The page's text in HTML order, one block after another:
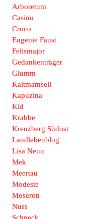
Arboretum
Casino
Croco
Eugenie Faust
Felismajor
Gedankenträger
Glumm
Kaltmamsell
Kapuzina
Kid
Krabbe
Kreuzberg Südost
Landlebenblog
Lisa Neun
Mek
Meertau
Modeste
Moseron
Nuss
Schneck